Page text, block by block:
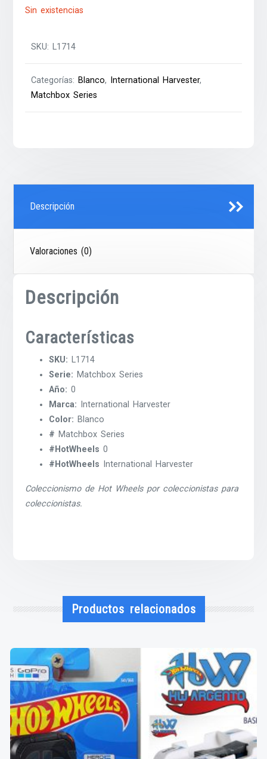
Sin existencias
SKU: L1714
Categorías: Blanco, International Harvester,
Matchbox Series
Descripción
Valoraciones (0)
Descripción
Características
SKU: L1714
Serie: Matchbox Series
Año: 0
Marca: International Harvester
Color: Blanco
# Matchbox Series
#HotWheels 0
#HotWheels International Harvester
Coleccionismo de Hot Wheels por coleccionistas para
coleccionistas.
Productos relacionados